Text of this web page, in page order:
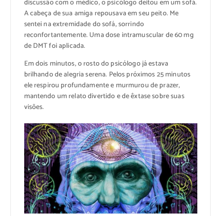
discussão com o médico, o psicólogo deitou em um sofá.
A cabeça de sua amiga repousava em seu peito. Me
sentei na extremidade do sofá, sorrindo
reconfortantemente. Uma dose intramuscular de 60 mg
de DMT foi aplicada.
Em dois minutos, o rosto do psicólogo já estava
brilhando de alegria serena. Pelos próximos 25 minutos
ele respirou profundamente e murmurou de prazer,
mantendo um relato divertido e de êxtase sobre suas
visões.